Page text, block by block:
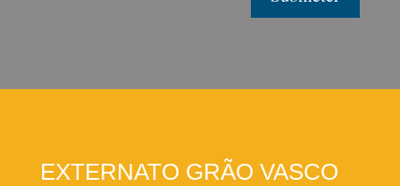
EXTERNATO GRÃO VASCO